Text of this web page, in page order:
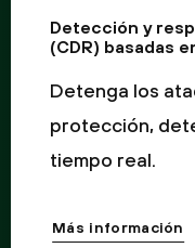
Detección y
(CDR) basadas
Detenga los
protección,
tiempo real.
Más información